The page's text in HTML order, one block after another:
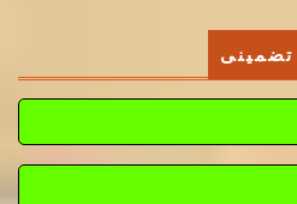
تضمینی